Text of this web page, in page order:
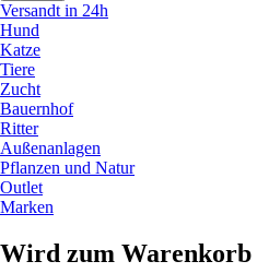
Versandt in 24h
Hund
Katze
Tiere
Zucht
Bauernhof
Ritter
Außenanlagen
Pflanzen und Natur
Outlet
Marken
Wird zum Warenkorb